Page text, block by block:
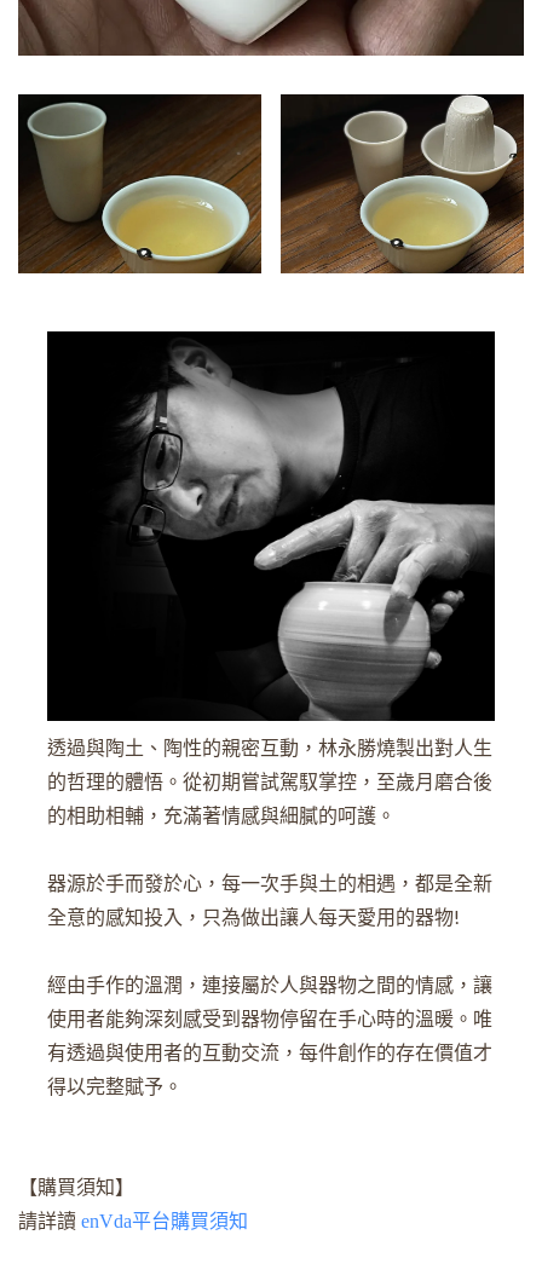
透過與陶土、陶性的親密互動，林永勝燒製出對人生
的哲理的體悟。從初期嘗試駕馭掌控，至歲月磨合後
的相助相輔，充滿著情感與細膩的呵護。
器源於手而發於心，每一次手與土的相遇，都是全新
全意的感知投入，只為做出讓人每天愛用的器物!
經由手作的溫潤，連接屬於人與器物之間的情感，讓
使用者能夠深刻感受到器物停留在手心時的溫暖。唯
有透過與使用者的互動交流，每件創作的存在價值才
得以完整賦予。
【購買須知】
請詳讀 enVda平台購買須知